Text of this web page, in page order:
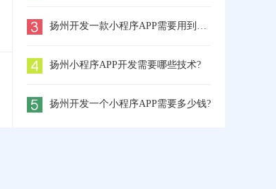
扬州开发一款小程序APP需要用到哪些工具
扬州小程序APP开发需要哪些技术?
扬州开发一个小程序APP需要多少钱?